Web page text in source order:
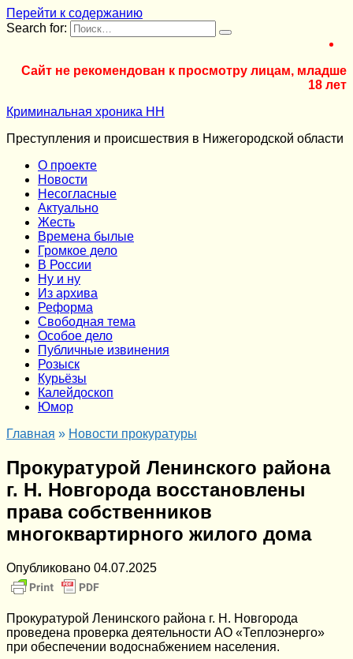
Перейти к содержанию
Search for:
Сайт не рекомендован к просмотру лицам, младше
18 лет
Криминальная хроника НН
Преступления и происшествия в Нижегородской области
О проекте
Новости
Несогласные
Актуально
Жесть
Времена былые
Громкое дело
В России
Ну и ну
Из архива
Реформа
Cвободная тема
Особое дело
Публичные извинения
Розыск
Курьёзы
Калейдоскоп
Юмор
Главная » Новости прокуратуры
Прокуратурой Ленинского района
г. Н. Новгорода восстановлены
права собственников
многоквартирного жилого дома
Опубликовано 04.07.2025
Прокуратурой Ленинского района г. Н. Новгорода
проведена проверка деятельности АО «Теплоэнерго»
при обеспечении водоснабжением населения.